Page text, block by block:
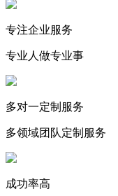
专注企业服务
专业人做专业事
多对一定制服务
多领域团队定制服务
成功率高